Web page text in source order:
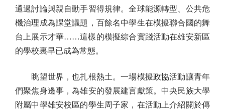
通過討論與親自動手習得規律。全球能源轉型、公共危
機治理成為課堂議題，百餘名中學生在模擬聯合國的舞
台上展示才華……這樣的模擬綜合實踐活動在雄安新區
的學校裏早已成為常態。
眺望世界，也扎根熱土。一場模擬政協活動讓青年
們聚焦身邊事，為雄安的發展建言獻策。中央民族大學
附屬中學雄安校區的學生周子家，在活動上介紹關於傳